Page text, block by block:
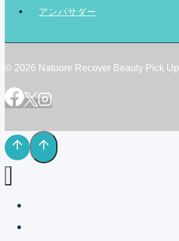
アンバサダー
© 2026 Natuore Recover Beauty Pick Up